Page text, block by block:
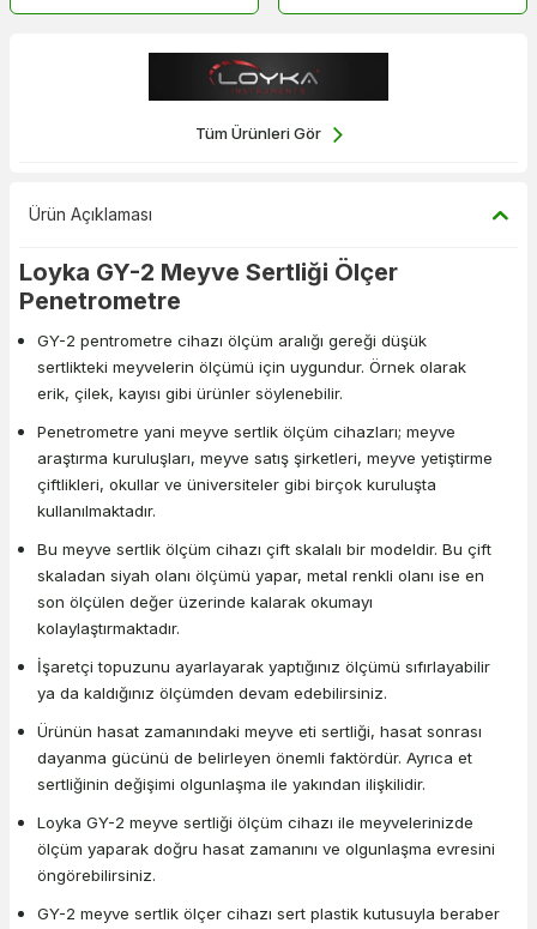
Tüm Ürünleri Gör
Ürün Açıklaması
Loyka GY-2 Meyve Sertliği Ölçer
Penetrometre
GY-2 pentrometre cihazı ölçüm aralığı gereği düşük
sertlikteki meyvelerin ölçümü için uygundur. Örnek olarak
erik, çilek, kayısı gibi ürünler söylenebilir.
Penetrometre yani meyve sertlik ölçüm cihazları; meyve
araştırma kuruluşları, meyve satış şirketleri, meyve yetiştirme
çiftlikleri, okullar ve üniversiteler gibi birçok kuruluşta
kullanılmaktadır.
Bu meyve sertlik ölçüm cihazı çift skalalı bir modeldir. Bu çift
skaladan siyah olanı ölçümü yapar, metal renkli olanı ise en
son ölçülen değer üzerinde kalarak okumayı
kolaylaştırmaktadır.
İşaretçi topuzunu ayarlayarak yaptığınız ölçümü sıfırlayabilir
ya da kaldığınız ölçümden devam edebilirsiniz.
Ürünün hasat zamanındaki meyve eti sertliği, hasat sonrası
dayanma gücünü de belirleyen önemli faktördür. Ayrıca et
sertliğinin değişimi olgunlaşma ile yakından ilişkilidir.
Loyka GY-2 meyve sertliği ölçüm cihazı ile meyvelerinizde
ölçüm yaparak doğru hasat zamanını ve olgunlaşma evresini
öngörebilirsiniz.
GY-2 meyve sertlik ölçer cihazı sert plastik kutusuyla beraber